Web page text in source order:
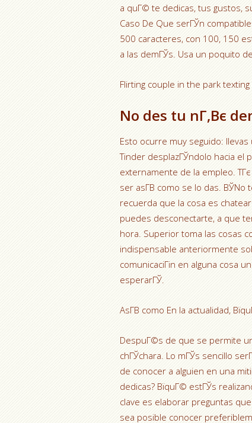
a quГ© te dedicas, tus gustos,
Caso De Que serГЎn
500 caracteres, con 100, 150
a las demГЎs. Usa un poquito
Flirting couple in the park
No des tu nГ‚Вє
Esto ocurre muy seguido:
Tinder desplazГЎndolo hacia el
externamente de la empleo.
ser asГ­В­ como se lo das. ВЎNo
recuerda que la cosa es
puedes desconectarte, a que
hora. Superior toma las cosas
indispensable anteriormente
comunicaciГіn en alguna cosa
esperarГЎ.
AsГ­В­ como En la actualidad,
DespuГ©s de que se permite
chГЎchara. Lo mГЎs sencillo
de conocer a alguien en una
dedicas? ВїquГ© estГЎs
clave es elaborar preguntas
sea posible conocer